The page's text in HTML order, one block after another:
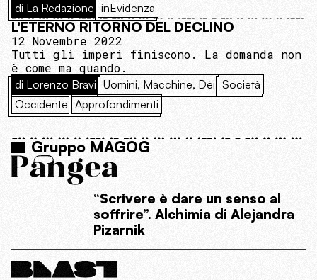
di La Redazione inEvidenza
L'ETERNO RITORNO DEL DECLINO
12 Novembre 2022
Tutti gli imperi finiscono. La domanda non
è come ma quando.
di Lorenzo Bravi Uomini, Macchine, Dèi Società
Occidente Approfondimenti
Gruppo MAGOG
“Scrivere è dare un senso al
soffrire”. Alchimia di Alejandra
Pizarnik